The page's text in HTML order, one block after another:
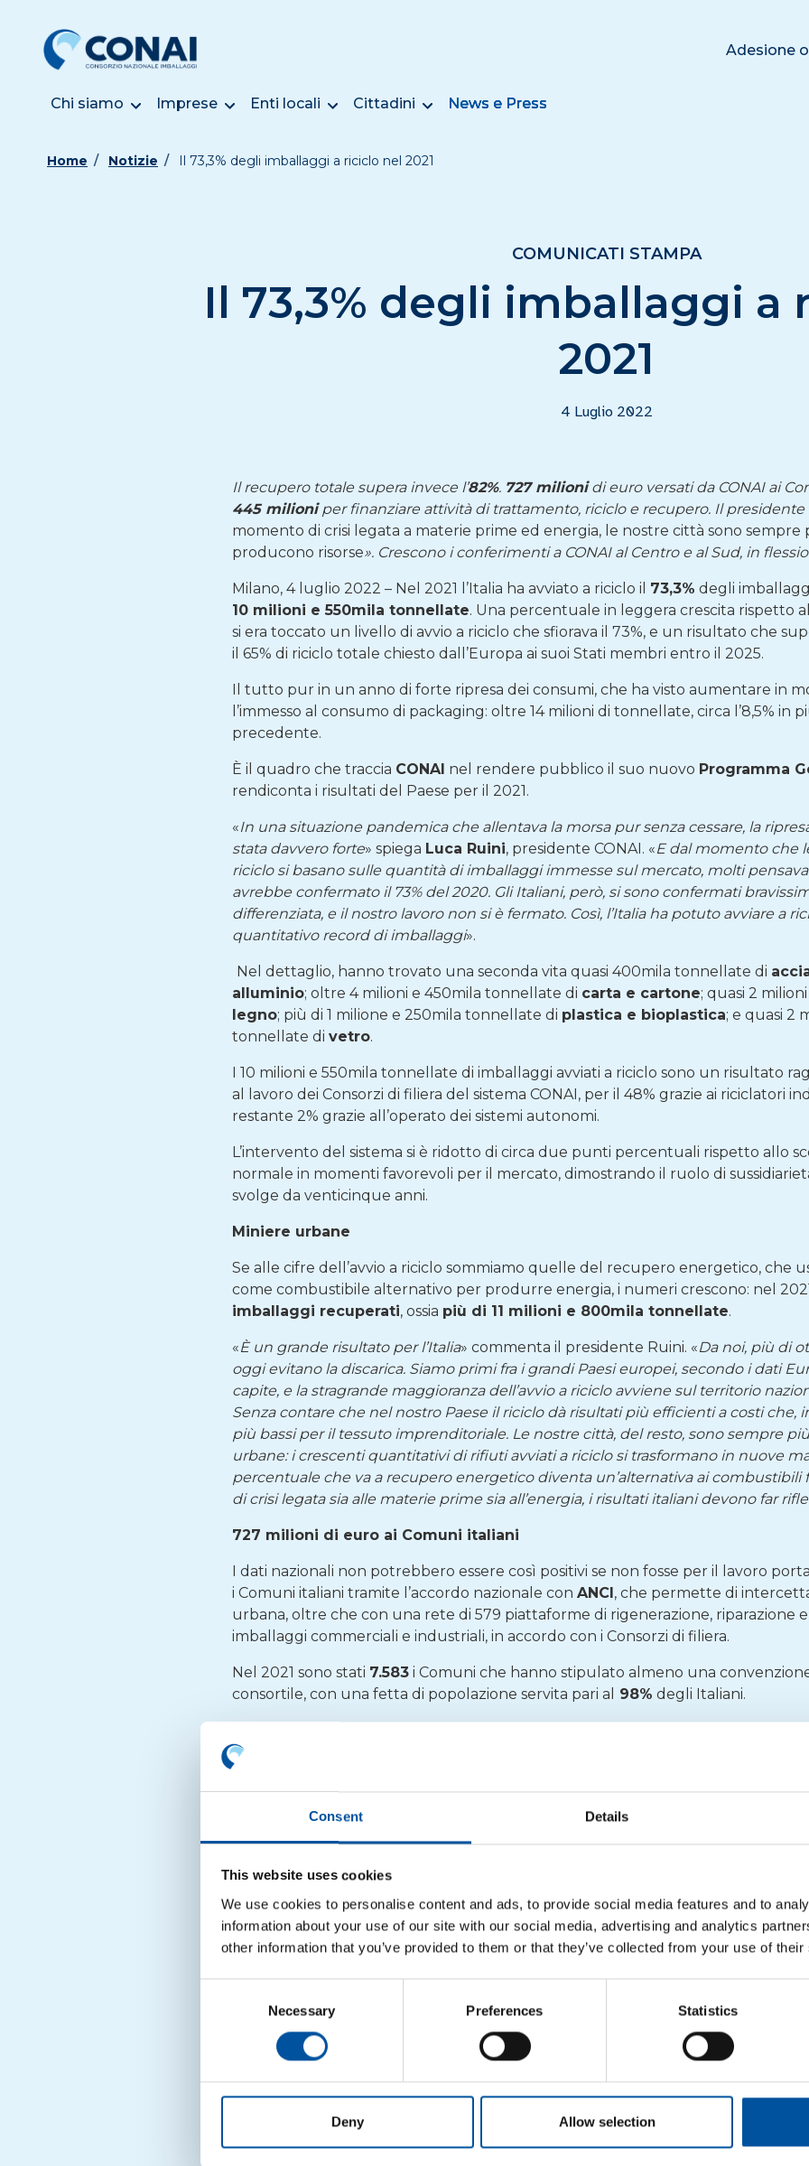
Consent Details
This website uses cookies
We use cookies to personalise content and ads, to provide social media features and to
information about your use of our site with our social media, advertising and analytics
other information that you’ve provided to them or that they’ve collected from your use of
Necessary Preferences Statistics
Deny Allow selection
Adesione
Chi siamo Imprese Enti locali Cittadini News e Press
Home Notizie Il 73,3% degli imballaggi a riciclo nel 2021
COMUNICATI STAMPA
Il 73,3% degli imballaggi a
2021
4 Luglio 2022
Il recupero totale supera invece l’82%. 727 milionidi euro versati da CONAI ai
445 milioniper finanziare attività di trattamento, riciclo e recupero. Il presidente
momento di crisi legata a materie prime ed energia, le nostre città sono
producono risorse». Crescono i conferimenti a CONAI al Centro e al Sud, in
Milano, 4 luglio 2022 – Nel 2021 l’Italia ha avviato a riciclo il 73,3% degli
10 milioni e 550mila tonnellate. Una percentuale in leggera crescita rispetto
si era toccato un livello di avvio a riciclo che sfiorava il 73%, e un risultato che
il 65% di riciclo totale chiesto dall’Europa ai suoi Stati membri entro il 2025.
Il tutto pur in un anno di forte ripresa dei consumi, che ha visto aumentare in
l’immesso al consumo di packaging: oltre 14 milioni di tonnellate, circa l’8,5% in
precedente.
È il quadro che traccia CONAI nel rendere pubblico il suo nuovo Programma
rendiconta i risultati del Paese per il 2021.
«In una situazione pandemica che allentava la morsa pur senza cessare, la
stata davvero forte» spiega Luca Ruini, presidente CONAI. «E dal momento che
riciclo si basano sulle quantità di imballaggi immesse sul mercato, molti
avrebbe confermato il 73% del 2020. Gli Italiani, però, si sono confermati
differenziata, e il nostro lavoro non si è fermato. Così, l’Italia ha potuto avviare a
quantitativo record di imballaggi».
Nel dettaglio, hanno trovato una seconda vita quasi 400mila tonnellate di
alluminio; oltre 4 milioni e 450mila tonnellate di carta e cartone; quasi 2
legno; più di 1 milione e 250mila tonnellate di plastica e bioplastica; e quasi 2
tonnellate divetro.
I 10 milioni e 550mila tonnellate di imballaggi avviati a riciclo sono un risultato
al lavoro dei Consorzi di filiera del sistema CONAI, per il 48% grazie ai riciclatori
restante 2% grazie all’operato dei sistemi autonomi.
L’intervento del sistema si è ridotto di circa due punti percentuali rispetto allo
normale in momenti favorevoli per il mercato, dimostrando il ruolo di
svolge da venticinque anni.
Miniere urbane
Se alle cifre dell’avvio a riciclo sommiamo quelle del recupero energetico, che
come combustibile alternativo per produrre energia, i numeri crescono: nel
imballaggi recuperati, ossia più di 11 milioni e 800mila tonnellate.
«È un grande risultato per l’Italia» commenta il presidente Ruini. «Da noi, più di
oggi evitano la discarica. Siamo primi fra i grandi Paesi europei, secondo i dati
capite, e la stragrande maggioranza dell’avvio a riciclo avviene sul territorio
Senza contare che nel nostro Paese il riciclo dà risultati più efficienti a costi che,
più bassi per il tessuto imprenditoriale. Le nostre città, del resto, sono sempre
urbane: i crescenti quantitativi di rifiuti avviati a riciclo si trasformano in nuove
percentuale che va a recupero energetico diventa un’alternativa ai combustibili
di crisi legata sia alle materie prime sia all’energia, i risultati italiani devono far
727 milioni di euro ai Comuni italiani
I dati nazionali non potrebbero essere così positivi se non fosse per il lavoro
i Comuni italiani tramite l’accordo nazionale conANCI, che permette di
urbana, oltre che con una rete di 579 piattaforme di rigenerazione, riparazione
imballaggi commerciali e industriali, in accordo con i Consorzi di filiera.
Nel 2021 sono stati 7.583 i Comuni che hanno stipulato almeno una
consortile, con una fetta di popolazione servita pari al
98% degli Italiani.
sistema CONAI ha riconosciuto alle amministrazioni locali del Paese quasi
727
445 milioni, invece, sono stati destinati dal sistema al finanziamento di attività di
Sempre con un’attenzione particolare alle aree del Mezzogiorno, in cui la
più di 15 milioni di abitanti » svela Ruini. «E un progetto speciale è stato portato
aiutare i Comuni di Puglia, Calabria, Campania e Sicilia a drenare parte dei fondi
sono stati supportati nel presentare 1.775 soluzioni progettuali, per un valore di
cresciuti proprio nel
(+4,5%) e nelSud (+4,4%), compensando la
(-2,5%), dove il dato ha risentito soprattutto di un calo nei conferimenti di
quotazioni favorevoli del rottame ferroso, che hanno reso più conveniente
mercato.